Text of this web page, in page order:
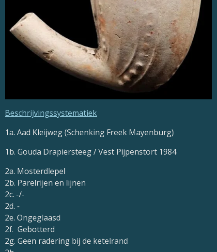
Beschrijvingssystematiek
1a. Aad Kleijweg (Schenking Freek Mayenburg)
1b. Gouda Drapiersteeg / Vest Pijpenstort 1984
2a. Mosterdlepel
2b. Parelrijen en lijnen
2c. -/-
2d. -
2e. Ongeglaasd
2f. Gebotterd
2g. Geen radering bij de ketelrand